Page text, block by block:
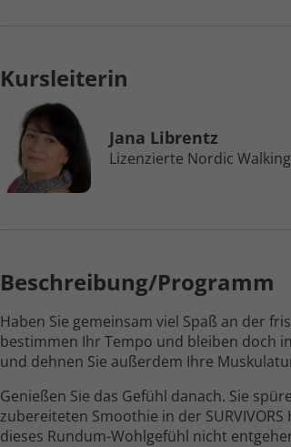
Kursleiterin
Jana Librentz
Lizenzierte Nordic
Beschreibung/Programm
Haben Sie gemeinsam viel Spaß an der
bestimmen Ihr Tempo und bleiben doch
und dehnen Sie außerdem Ihre
Genießen Sie das Gefühl danach. Sie
zubereiteten Smoothie in der
dieses Rundum-Wohlgefühl nicht